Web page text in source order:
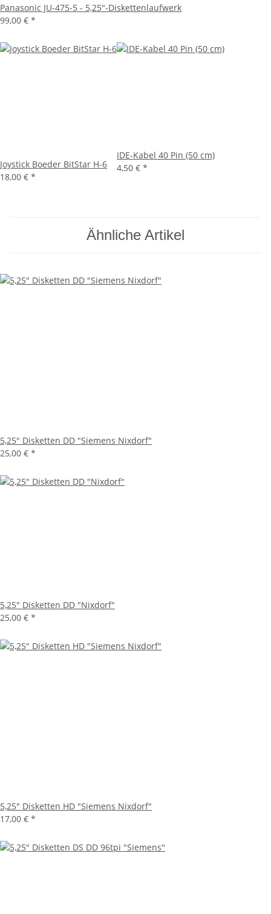
Panasonic JU-475-5 - 5,25"-Diskettenlaufwerk
99,00 € *
Joystick Boeder BitStar H-6
18,00 € *
IDE-Kabel 40 Pin (50 cm)
4,50 € *
Ähnliche Artikel
5,25" Disketten DD "Siemens Nixdorf"
25,00 € *
5,25" Disketten DD "Nixdorf"
25,00 € *
5,25" Disketten HD "Siemens Nixdorf"
17,00 € *